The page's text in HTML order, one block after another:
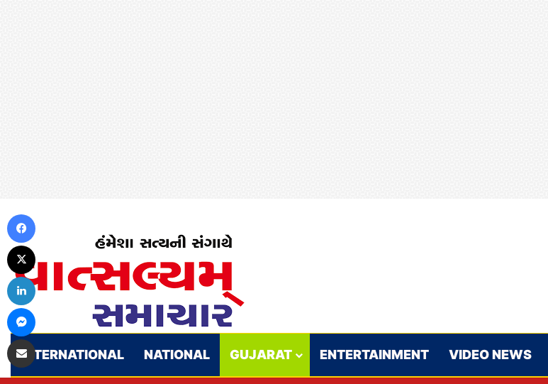
INTERNATIONAL NATIONAL GUJARAT ENTERTAINMENT VIDEO NEWS
LinkedIn